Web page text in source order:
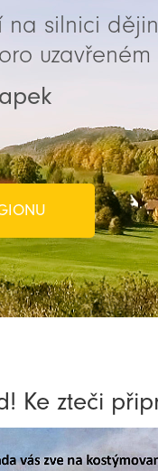
na silnici
uzavřeném
Ke zteči